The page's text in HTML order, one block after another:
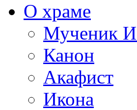
О храме
Мученик
Канон
Акафист
Икона